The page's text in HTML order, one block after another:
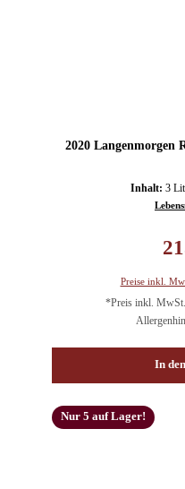
2020 Langenmorgen
Inhalt: 3
Preise inkl.
*Preis inkl.
In
Nur 5 auf Lager!